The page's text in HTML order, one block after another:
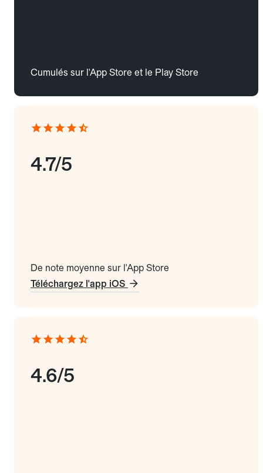
Cumulés sur l'App Store et le Play Store
4.7/5
De note moyenne sur l'App Store
Téléchargez l'app iOS
4.6/5